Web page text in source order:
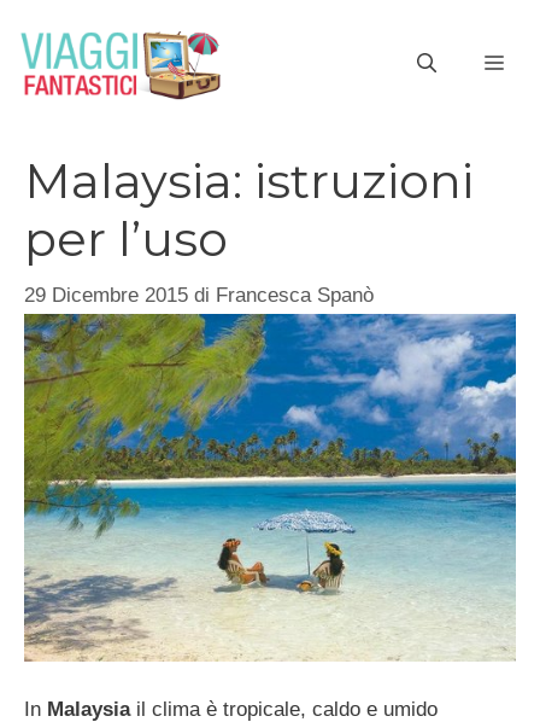
contenuto
Malaysia: istruzioni
per l’uso
29 Dicembre 2015 di Francesca Spanò
In Malaysiail clima è tropicale, caldo e umido